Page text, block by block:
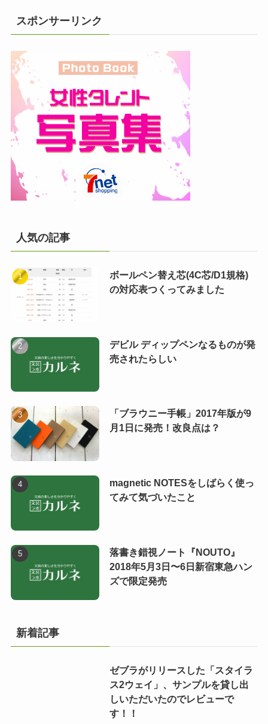
スポンサーリンク
人気の記事
ボールペン替え芯(4C芯/D1規格)
の対応表つくってみました
デビル ディップペンなるものが発
売されたらしい
「ブラウニー手帳」2017年版が9
月1日に発売！改良点は？
magnetic NOTESをしばらく使っ
てみて気づいたこと
落書き錯視ノート『NOUTO』
2018年5月3日〜6日新宿東急ハン
ズで限定発売
新着記事
ゼブラがリリースした「スタイラ
ス2ウェイ」、サンプルを貸し出
しいただいたのでレビューで
す！！